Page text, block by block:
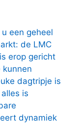
een geheel
de LMC
erop gericht
dagtripje is
is
dynamiek